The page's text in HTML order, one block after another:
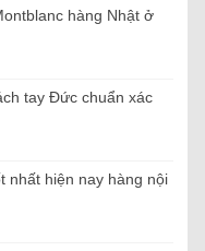
hàng Nhật ở
tay Đức chuẩn xác
nhất hiện nay hàng nội